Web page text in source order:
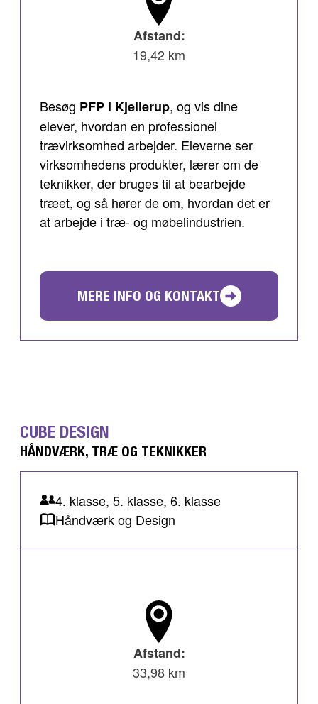
Afstand:
19,42 km
Besøg PFP i Kjellerup, og vis dine
elever, hvordan en professionel
trævirksomhed arbejder. Eleverne ser
virksomhedens produkter, lærer om de
teknikker, der bruges til at bearbejde
træet, og så hører de om, hvordan det er
at arbejde i træ- og møbelindustrien.
MERE INFO OG KONTAKT
CUBE DESIGN
HÅNDVÆRK, TRÆ OG TEKNIKKER
4. klasse, 5. klasse, 6. klasse
Håndværk og Design
Afstand:
33,98 km